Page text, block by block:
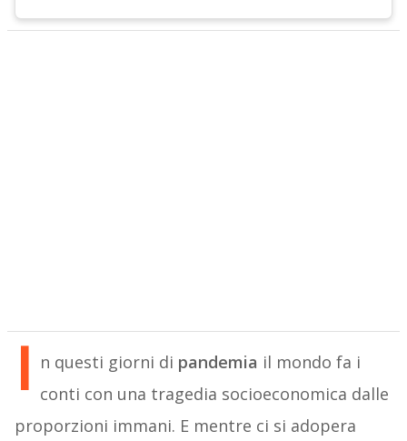
I n questi giorni di pandemia il mondo fa i
conti con una tragedia socioeconomica dalle
proporzioni immani. E mentre ci si adopera